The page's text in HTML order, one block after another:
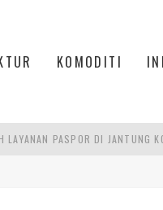
KOMODITI
LAYANAN PASPOR DI JANTUNG
LEGENDARIS DI PASAR BARU
MASA DEPAN INDONESIA